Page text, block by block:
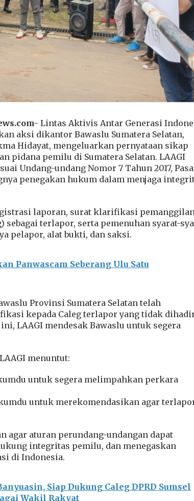
Lintas Aktivis Antar Generasi
aksi dikantor Bawaslu Sumatera Selatan,
Hidayat, mengeluarkan pernyataan sikap
pidana pemilu di Sumatera Selatan. LAAGI
Undang-undang Nomor 7 Tahun 2017,
penegakan hukum dalam menjaga
laporan, surat klarifikasi pemanggilan
sebagai terlapor, serta pemenuhan syarat-
pelapor, alat bukti, dan saksi.
Panwascam Seberang Ulu Satu
Provinsi Sumatera Selatan telah
kepada Caleg terlapor yang tidak
LAAGI mendesak Bawaslu untuk segera
menuntut:
untuk segera melimpahkan perkara
untuk merekomendasikan agar
agar aturan perundang-undangan dapat
integritas pemilu, dan menegaskan
di Indonesia.
Siap Dukung Caleg DPRD Sumsel
Wakil Rakyat